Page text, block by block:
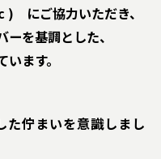
) にご協力いただき、
を基調とした、
ます。
た佇まいを意識しまし